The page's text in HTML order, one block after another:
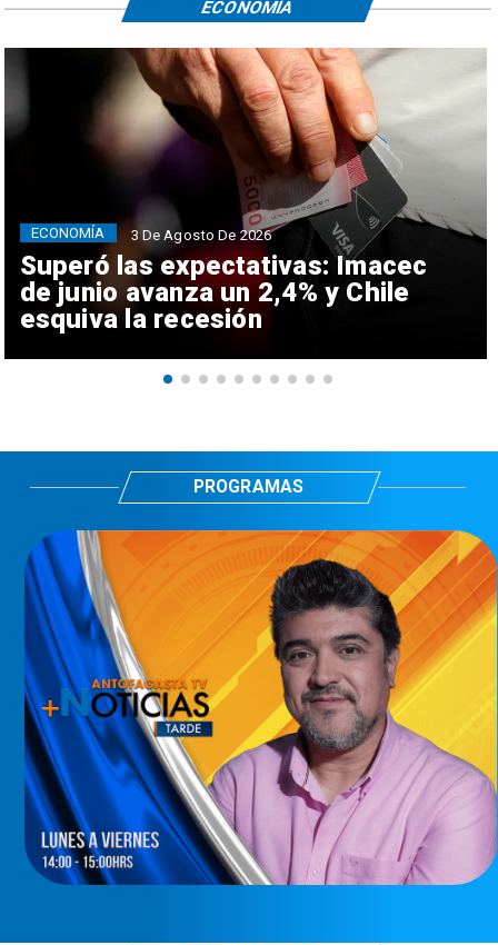
Superó las expectativas: Imacec
de junio avanza un 2,4% y Chile
esquiva la recesión
ECONOMÍA 3 De Agosto De 2026
ECONOMÍA
PROGRAMAS